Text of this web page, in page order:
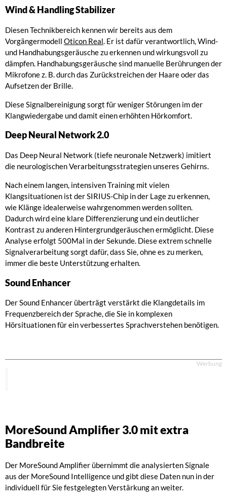
Wind & Handling Stabilizer
Diesen Technikbereich kennen wir bereits aus dem
Vorgängermodell Oticon Real. Er ist dafür verantwortlich, Wind-
und Handhabungsgeräusche zu erkennen und wirkungsvoll zu
dämpfen. Handhabungsgeräusche sind manuelle Berührungen der
Mikrofone z. B. durch das Zurückstreichen der Haare oder das
Aufsetzen der Brille.
Diese Signalbereinigung sorgt für weniger Störungen im der
Klangwiedergabe und damit einen erhöhten Hörkomfort.
Deep Neural Network 2.0
Das Deep Neural Network (tiefe neuronale Netzwerk) imitiert
die neurologischen Verarbeitungsstrategien unseres Gehirns.
Nach einem langen, intensiven Training mit vielen
Klangsituationen ist der SIRIUS-Chip in der Lage zu erkennen,
wie Klänge idealerweise wahrgenommen werden sollten.
Dadurch wird eine klare Differenzierung und ein deutlicher
Kontrast zu anderen Hintergrundgeräuschen ermöglicht. Diese
Analyse erfolgt 500Mal in der Sekunde. Diese extrem schnelle
Signalverarbeitung sorgt dafür, dass Sie, ohne es zu merken,
immer die beste Unterstützung erhalten.
Sound Enhancer
Der Sound Enhancer überträgt verstärkt die Klangdetails im
Frequenzbereich der Sprache, die Sie in komplexen
Hörsituationen für ein verbessertes Sprachverstehen benötigen.
Werbung
MoreSound Amplifier 3.0 mit extra
Bandbreite
Der MoreSound Amplifier übernimmt die analysierten Signale
aus der MoreSound Intelligence und gibt diese Daten nun in der
individuell für Sie festgelegten Verstärkung an weiter.